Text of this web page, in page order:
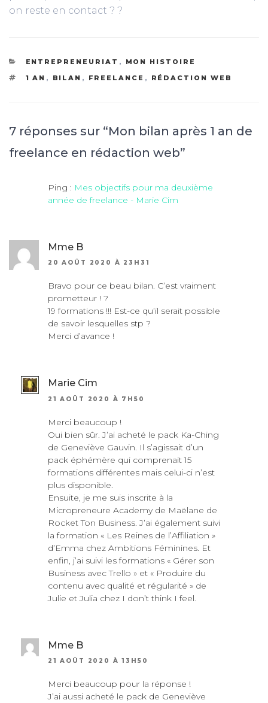
on reste en contact ? ?
CATÉGORIES
ENTREPRENEURIAT ,
MON HISTOIRE
ÉTIQUETTES
1 AN , BILAN , FREELANCE , RÉDACTION WEB
7 réponses sur “Mon bilan après 1 an de
freelance en rédaction web”
Ping : Mes objectifs pour ma deuxième
année de freelance - Marie Cim
Mme B
20 AOÛT 2020 À 23H31
Bravo pour ce beau bilan. C’est vraiment
prometteur ! ?
19 formations !!! Est-ce qu’il serait possible
de savoir lesquelles stp ?
Merci d’avance !
Marie Cim
21 AOÛT 2020 À 7H50
Merci beaucoup !
Oui bien sûr. J’ai acheté le pack Ka-Ching
de Geneviève Gauvin. Il s’agissait d’un
pack éphémère qui comprenait 15
formations différentes mais celui-ci n’est
plus disponible.
Ensuite, je me suis inscrite à la
Micropreneure Academy de Maëlane de
Rocket Ton Business. J’ai également suivi
la formation « Les Reines de l’Affiliation »
d’Emma chez Ambitions Féminines. Et
enfin, j’ai suivi les formations « Gérer son
Business avec Trello » et « Produire du
contenu avec qualité et régularité » de
Julie et Julia chez I don’t think I feel.
Mme B
21 AOÛT 2020 À 13H50
Merci beaucoup pour la réponse !
J’ai aussi acheté le pack de Geneviève